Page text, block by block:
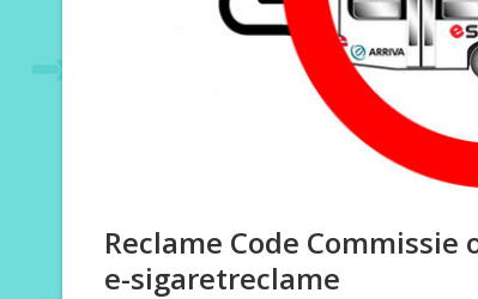
Reclame Code
e-sigaretreclame